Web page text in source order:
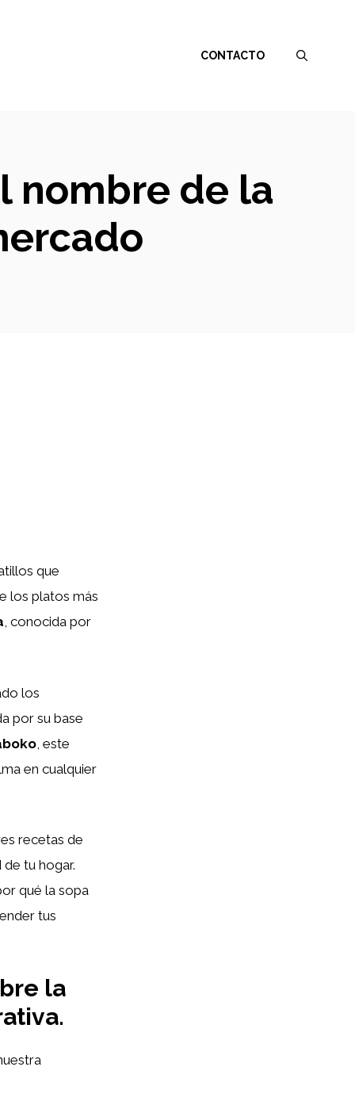
CONTACTO
nombre de la
que
los platos más
, conocida por
los
por su base
, este
en cualquier
recetas de
tu hogar.
qué la sopa
tus
la